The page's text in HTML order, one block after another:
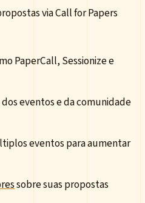
via Call for Papers
PaperCall, Sessionize e
eventos e da comunidade
eventos para aumentar
sobre suas propostas